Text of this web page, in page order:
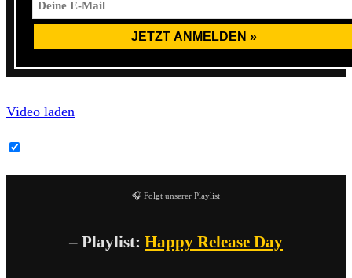
Video laden
🎧 Folgt unserer Playlist
– Playlist: Happy Release Day